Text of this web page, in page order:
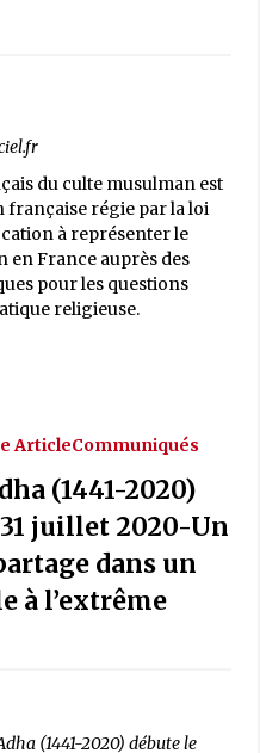
du culte musulman est
française régie par la loi
à représenter le
en France auprès des
pour les questions
religieuse.
ArticleCommuniqués
(1441-2020)
juillet 2020-Un
dans un
à l’extrême
(1441-2020) débute le